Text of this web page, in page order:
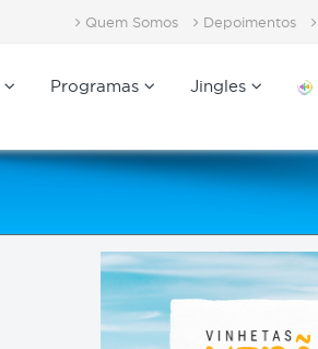
Quem Somos Depoimentos
Programas Jingles